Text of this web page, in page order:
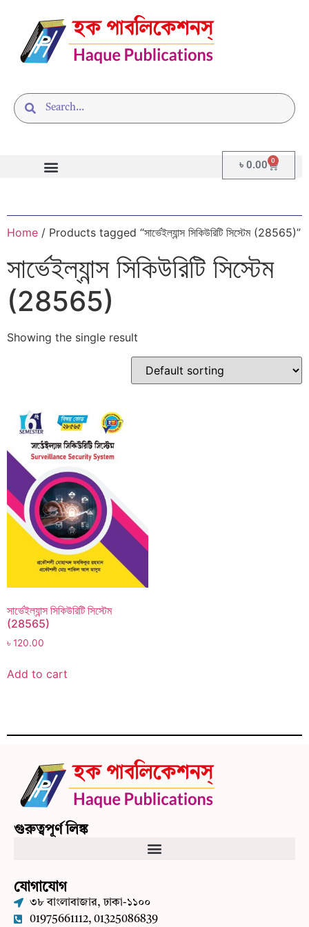
৳ 0.00 0
Home / Products tagged “সার্ভেইল্যান্স সিকিউরিটি সিস্টেম (28565)”
সার্ভেইল্যান্স সিকিউরিটি সিস্টেম
(28565)
Showing the single result
সার্ভেইল্যান্স সিকিউরিটি সিস্টেম
(28565)
৳ 120.00
Add to cart
গুরুত্বপূর্ণ লিঙ্ক
যোগাযোগ
৩৮ বাংলাবাজার, ঢাকা-১১০০
01975661112, 01325086839